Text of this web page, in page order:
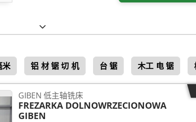
米
铝 材 锯 切 机 台 锯 木工 电 锯
GIBEN 低主轴铣床
FREZARKA DOLNOWRZECIONOWA
GIBEN